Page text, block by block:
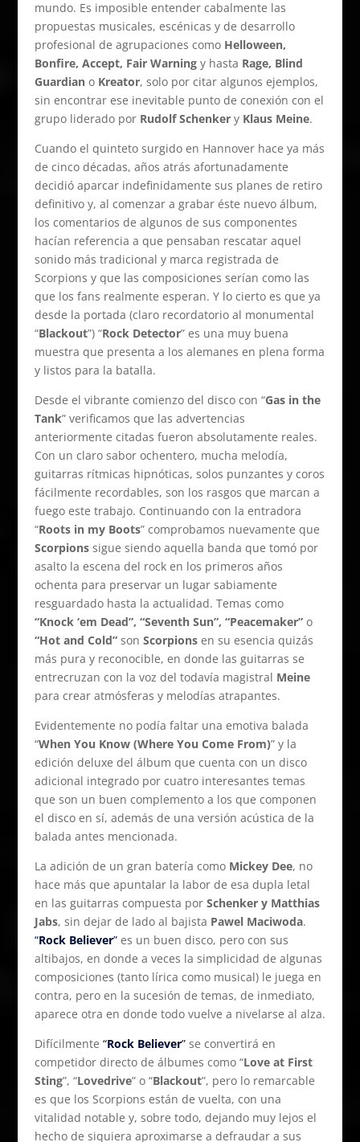
mundo. Es imposible entender cabalmente las
propuestas musicales, escénicas y de desarrollo
profesional de agrupaciones como Helloween,
Bonfire, Accept, Fair Warningy hasta Rage, Blind
Guardiano Kreator, solo por citar algunos ejemplos,
sin encontrar ese inevitable punto de conexión con el
grupo liderado por Rudolf Schenkery Klaus Meine.
Cuando el quinteto surgido en Hannover hace ya más
de cinco décadas, años atrás afortunadamente
decidió aparcar indefinidamente sus planes de retiro
definitivo y, al comenzar a grabar éste nuevo álbum,
los comentarios de algunos de sus componentes
hacían referencia a que pensaban rescatar aquel
sonido más tradicional y marca registrada de
Scorpions y que las composiciones serían como las
que los fans realmente esperan. Y lo cierto es que ya
desde la portada (claro recordatorio al monumental
“Blackout”) “Rock Detector” es una muy buena
muestra que presenta a los alemanes en plena forma
y listos para la batalla.
Desde el vibrante comienzo del disco con “Gas in the
Tank” verificamos que las advertencias
anteriormente citadas fueron absolutamente reales.
Con un claro sabor ochentero, mucha melodía,
guitarras rítmicas hipnóticas, solos punzantes y coros
fácilmente recordables, son los rasgos que marcan a
fuego este trabajo. Continuando con la entradora
“Roots in my Boots” comprobamos nuevamente que
Scorpionssigue siendo aquella banda que tomó por
asalto la escena del rock en los primeros años
ochenta para preservar un lugar sabiamente
resguardado hasta la actualidad. Temas como
“Knock ‘em Dead”, “Seventh Sun”, “Peacemaker” o
“Hot and Cold”son Scorpionsen su esencia quizás
más pura y reconocible, en donde las guitarras se
entrecruzan con la voz del todavía magistral Meine
para crear atmósferas y melodías atrapantes.
Evidentemente no podía faltar una emotiva balada
“When You Know (Where You Come From)” y la
edición deluxe del álbum que cuenta con un disco
adicional integrado por cuatro interesantes temas
que son un buen complemento a los que componen
el disco en sí, además de una versión acústica de la
balada antes mencionada.
La adición de un gran batería como Mickey Dee, no
hace más que apuntalar la labor de esa dupla letal
en las guitarras compuesta por Schenker y Matthias
Jabs, sin dejar de lado al bajista Pawel Maciwoda.
“Rock Believer”es un buen disco, pero con sus
altibajos, en donde a veces la simplicidad de algunas
composiciones (tanto lírica como musical) le juega en
contra, pero en la sucesión de temas, de inmediato,
aparece otra en donde todo vuelve a nivelarse al alza.
Difícilmente “Rock Believer”se convertirá en
competidor directo de álbumes como “Love at First
Sting”, “Lovedrive” o “Blackout”, pero lo remarcable
es que los Scorpions están de vuelta, con una
vitalidad notable y, sobre todo, dejando muy lejos el
hecho de siquiera aproximarse a defraudar a sus